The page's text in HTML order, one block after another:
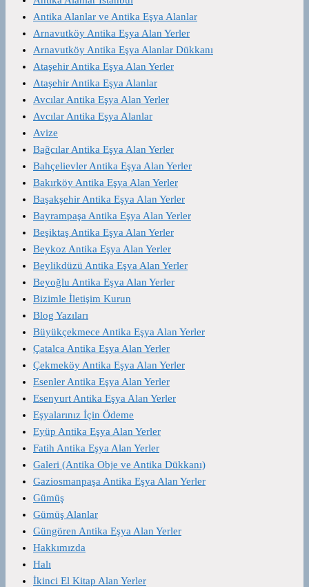
Antika Alanlar ve Antika Eşya Alanlar
Arnavutköy Antika Eşya Alan Yerler
Arnavutköy Antika Eşya Alanlar Dükkanı
Ataşehir Antika Eşya Alan Yerler
Ataşehir Antika Eşya Alanlar
Avcılar Antika Eşya Alan Yerler
Avcılar Antika Eşya Alanlar
Avize
Bağcılar Antika Eşya Alan Yerler
Bahçelievler Antika Eşya Alan Yerler
Bakırköy Antika Eşya Alan Yerler
Başakşehir Antika Eşya Alan Yerler
Bayrampaşa Antika Eşya Alan Yerler
Beşiktaş Antika Eşya Alan Yerler
Beykoz Antika Eşya Alan Yerler
Beylikdüzü Antika Eşya Alan Yerler
Beyoğlu Antika Eşya Alan Yerler
Bizimle İletişim Kurun
Blog Yazıları
Büyükçekmece Antika Eşya Alan Yerler
Çatalca Antika Eşya Alan Yerler
Çekmeköy Antika Eşya Alan Yerler
Esenler Antika Eşya Alan Yerler
Esenyurt Antika Eşya Alan Yerler
Eşyalarınız İçin Ödeme
Eyüp Antika Eşya Alan Yerler
Fatih Antika Eşya Alan Yerler
Galeri (Antika Obje ve Antika Dükkanı)
Gaziosmanpaşa Antika Eşya Alan Yerler
Gümüş
Gümüş Alanlar
Güngören Antika Eşya Alan Yerler
Hakkımızda
Halı
İkinci El Kitap Alan Yerler